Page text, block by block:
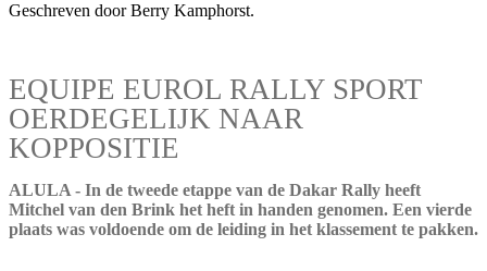
Geschreven door Berry Kamphorst.
EQUIPE EUROL RALLY SPORT
OERDEGELIJK NAAR
KOPPOSITIE
ALULA - In de tweede etappe van de Dakar Rally heeft
Mitchel van den Brink het heft in handen genomen. Een vierde
plaats was voldoende om de leiding in het klassement te pakken.